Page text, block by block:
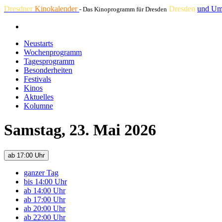
DresdnerKinokalender - Das Kinoprogramm für Dresden Dresden und
Neustarts
Wochenprogramm
Tagesprogramm
Besonderheiten
Festivals
Kinos
Aktuelles
Kolumne
Samstag, 23. Mai 2026
ab 17:00 Uhr
ganzer Tag
bis 14:00 Uhr
ab 14:00 Uhr
ab 17:00 Uhr
ab 20:00 Uhr
ab 22:00 Uhr